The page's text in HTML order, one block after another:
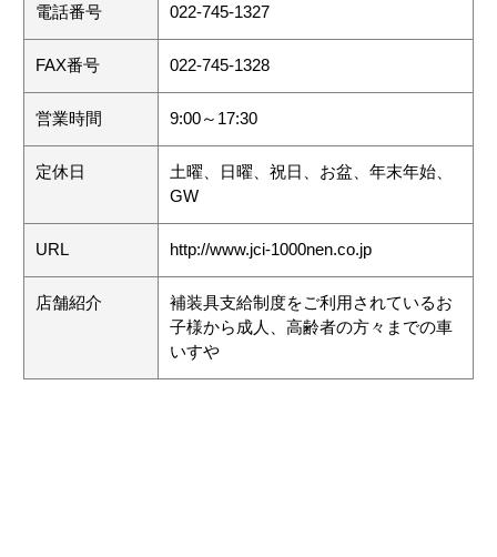
電話番号 022-745-1327
FAX番号 022-745-1328
営業時間 9:00～17:30
定休日
土曜、日曜、祝日、お盆、年末年始、
GW
URL http://www.jci-1000nen.co.jp
店舗紹介
補装具支給制度をご利用されているお
子様から成人、高齢者の方々までの車
いすや